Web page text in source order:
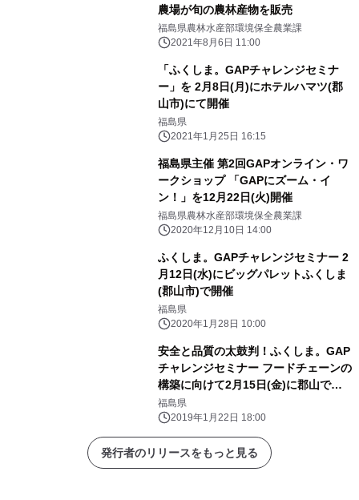
農場が旬の農林産物を販売
福島県農林水産部環境保全農業課
2021年8月6日 11:00
「ふくしま。GAPチャレンジセミナ
ー」を 2月8日(月)にホテルハマツ(郡
山市)にて開催
福島県
2021年1月25日 16:15
福島県主催 第2回GAPオンライン・ワ
ークショップ 「GAPにズーム・イ
ン！」を12月22日(火)開催
福島県農林水産部環境保全農業課
2020年12月10日 14:00
ふくしま。GAPチャレンジセミナー 2
月12日(水)にビッグパレットふくしま
(郡山市)で開催
福島県
2020年1月28日 10:00
安全と品質の太鼓判！ふくしま。GAP
チャレンジセミナー フードチェーンの
構築に向けて2月15日(金)に郡山で開
催
福島県
2019年1月22日 18:00
発行者のリリースをもっと見る